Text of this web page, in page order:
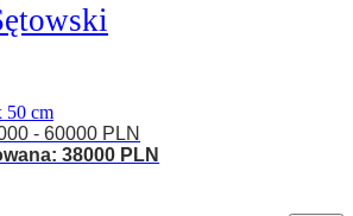
50 cm
- 60000 PLN
38000 PLN